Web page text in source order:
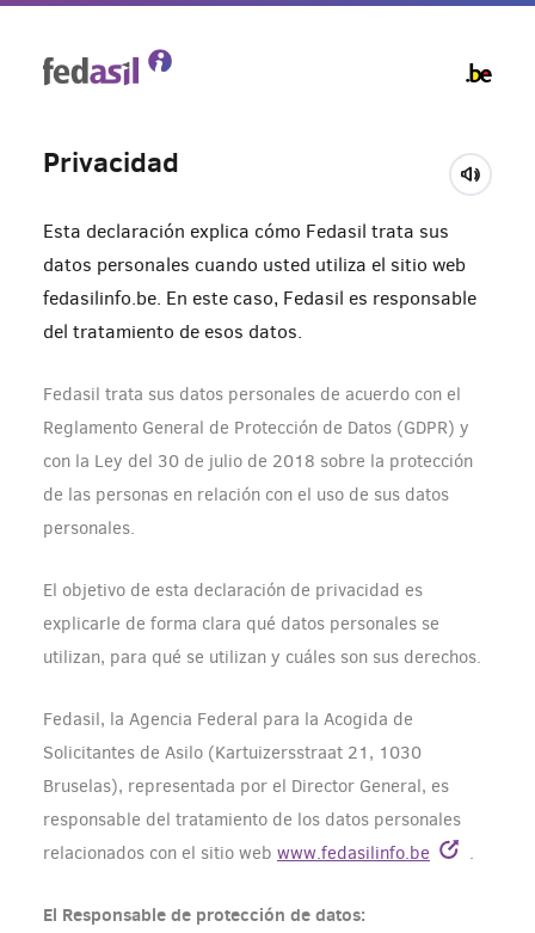
Privacidad
Esta declaración explica cómo Fedasil trata sus
datos personales cuando usted utiliza el sitio web
fedasilinfo.be. En este caso, Fedasil es responsable
del tratamiento de esos datos.
Fedasil trata sus datos personales de acuerdo con el
Reglamento General de Protección de Datos (GDPR) y
con la Ley del 30 de julio de 2018 sobre la protección
de las personas en relación con el uso de sus datos
personales.
El objetivo de esta declaración de privacidad es
explicarle de forma clara qué datos personales se
utilizan, para qué se utilizan y cuáles son sus derechos.
Fedasil, la Agencia Federal para la Acogida de
Solicitantes de Asilo (Kartuizersstraat 21, 1030
Bruselas), representada por el Director General, es
responsable del tratamiento de los datos personales
relacionados con el sitio web www.fedasilinfo.be .
El Responsable de protección de datos: